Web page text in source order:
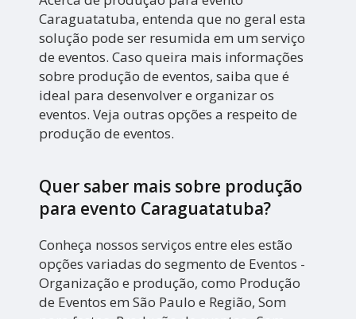
Caraguatatuba, entenda que no geral esta
solução pode ser resumida em um serviço
de eventos. Caso queira mais informações
sobre produção de eventos, saiba que é
ideal para desenvolver e organizar os
eventos. Veja outras opções a respeito de
produção de eventos.
Quer saber mais sobre produção
para evento Caraguatatuba?
Conheça nossos serviços entre eles estão
opções variadas do segmento de Eventos -
Organização e produção, como Produção
de Eventos em São Paulo e Região, Som